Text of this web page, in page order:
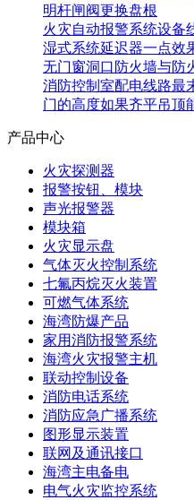
明杆闸阀更换盘根
火灾自动报警系统设备
湿式系统延迟器一点效
无门窗洞口防火墙与防
消防控制室配电线路最
门的高度如果齐平吊顶
产品中心
火灾探测器
报警按钮、模块
声光报警器
模块箱
火灾显示盘
气体灭火控制系统
七氟丙烷灭火装置
可燃气体系统
海湾防爆产品
家用消防报警系统
海湾火灾报警主机
联动控制设备
消防电话系统
消防应急广播系统
图形显示装置
联网及通讯接口
海湾主电备电
电气火灾监控系统